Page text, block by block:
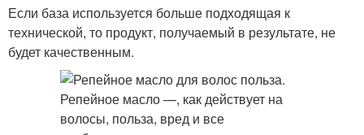
Если база используется больше подходящая к
технической, то продукт, получаемый в результате, не
будет качественным.